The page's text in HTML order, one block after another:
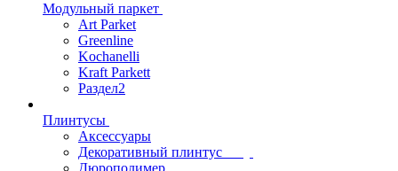
Модульный паркет
Art Parket
Greenline
Kochanelli
Kraft Parkett
Раздел2
Плинтусы
Аксессуары
Декоративный плинтус
Дюрополимер